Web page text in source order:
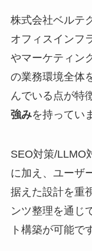
株式会社ベルテ
オフィスインフ
やマーケティン
の業務環境全体
んでいる点が特
強みを持ってい
SEO対策/LLMO
に加え、ユーザ
据えた設計を重
ンツ整理を通じ
ト構築が可能で